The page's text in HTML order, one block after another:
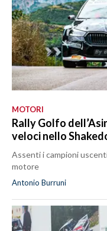
MOTORI
Rally Golfo
veloci nello
Assenti i campioni
motore
Antonio Burruni